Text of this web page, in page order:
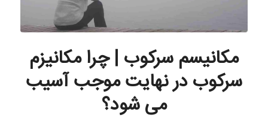
مکانیسم سرکوب | چرا مکانیزم
سرکوب در نهایت موجب آسیب
می شود؟